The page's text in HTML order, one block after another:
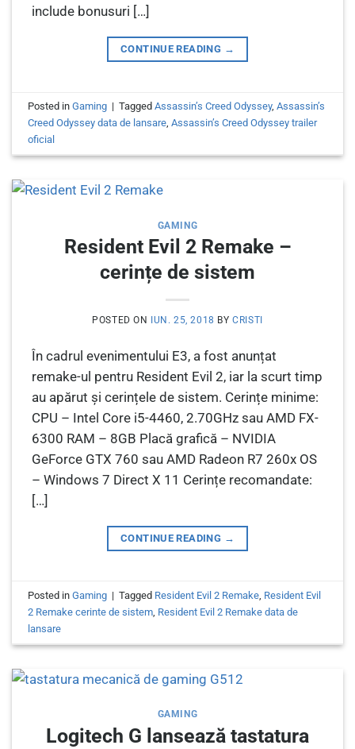
include bonusuri […]
CONTINUE READING →
Posted inGaming | TaggedAssassin’s Creed Odyssey,Assassin’s
Creed Odyssey data de lansare,Assassin’s Creed Odyssey trailer
oficial
GAMING
Resident Evil 2 Remake –
cerințe de sistem
POSTED ON IUN. 25, 2018 BYCRISTI
În cadrul evenimentului E3, a fost anunțat
remake-ul pentru Resident Evil 2, iar la scurt timp
au apărut și cerințele de sistem. Cerințe minime:
CPU – Intel Core i5-4460, 2.70GHz sau AMD FX-
6300 RAM – 8GB Placă grafică – NVIDIA
GeForce GTX 760 sau AMD Radeon R7 260x OS
– Windows 7 Direct X 11 Cerințe recomandate:
[…]
CONTINUE READING →
Posted inGaming | Tagged Resident Evil 2 Remake, Resident Evil
2 Remake cerinte de sistem, Resident Evil 2 Remake data de
lansare
GAMING
Logitech G lansează tastatura